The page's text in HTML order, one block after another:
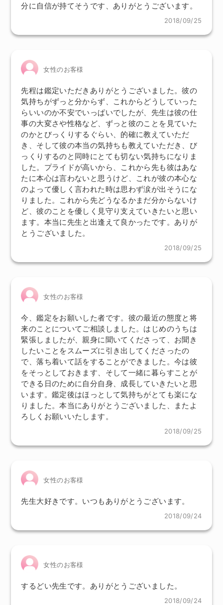
分に自信が持てそうです、ありがとうございます。
2018/09/25
女性のお客様
先程は鑑定いただきありがとうございました。彼の
気持ちがずっと分からず、これからどうしていった
らいいのか不安でいっぱいでしたが、先生は彼の仕
事の大変さや性格など、ずっと彼のことを見ていた
のかとびっくりするぐらい、的確に教えていただ
き、そして彼の本当の気持ちも教えていただき、び
っくりするのと同時にとても切ない気持ちになりま
した。プライドが高いから、これから先も彼はあな
たに本心は言わないと思うけど、これが彼の本心な
のよって優しく言われた時は思わず涙が出そうにな
りました。これから先どうなるかまだ分からないけ
ど、彼のことを優しく見守り支えていきたいと思い
ます。本当に先生と出逢えて良かったです。ありが
とうございました。
2018/09/25
女性のお客様
今、鑑定をお願いした者です。彼の最近の態度と将
来のことについてご相談しました。はじめのうちは
緊張しましたが、親身に聞いてくださって、お聞き
したいことをスムーズに引き出してくださったの
で、落ち着いて話をすることができました。今は彼
をそっとしておきます、そして一緒に暮らすことが
できる日のために自分自身、成長していきたいと思
います。鑑定後はほっとして気持ちがとても楽にな
りました。本当にありがとうございました、またよ
ろしくお願いいたします。
2018/09/25
女性のお客様
先生大好きです。いつもありがとうございます。
2018/09/24
女性のお客様
するどい先生です。ありがとうございました。
2018/09/24